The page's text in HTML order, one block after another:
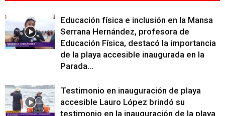
Educación física e inclusión en la Mansa
Serrana Hernández, profesora de
Educación Física, destacó la importancia
de la playa accesible inaugurada en la
Parada...
Testimonio en inauguración de playa
accesible Lauro López brindó su
testimonio en la inauguración de la playa